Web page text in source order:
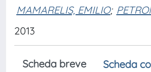
MAMARELIS, EMILIO;
2013
Scheda breve Scheda